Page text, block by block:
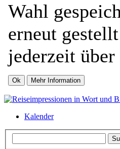
Wahl
erneut
jederzeit
Kalender